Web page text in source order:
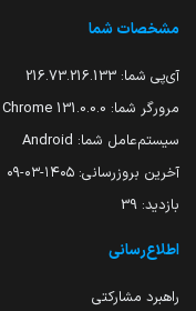
مشخصات شما
آی‌پی شما: 216.73.216.133
مرورگر شما: 131.0.0.0 Chrome
سیستم‌عامل شما: Android
آخرین بروزرسانی: ۱۴۰۵-۰۳-۰۹
بازدید: 39
اطلاع‌رسانی
راهبرد مشارکتی